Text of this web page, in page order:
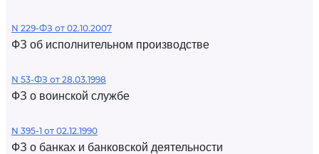
N 229-ФЗ от 02.10.2007
ФЗ об исполнительном производстве
N 53-ФЗ от 28.03.1998
ФЗ о воинской службе
N 395-1 от 02.12.1990
ФЗ о банках и банковской деятельности